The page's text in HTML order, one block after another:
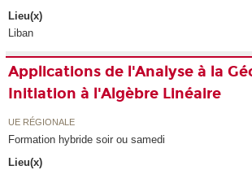
Lieu(x)
Liban
Applications de l'Analyse à la
Initiation à l'Algèbre Linéaire
UE RÉGIONALE
Formation hybride soir ou samedi
Lieu(x)